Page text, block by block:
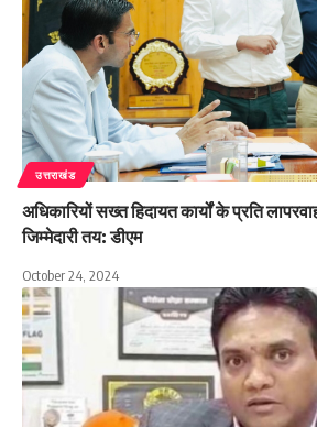
उत्तराखंड
अधिकारियों सख्त हिदायत कार्यों के प्रति
जिम्मेदारी तय: डीएम
October 24, 2024